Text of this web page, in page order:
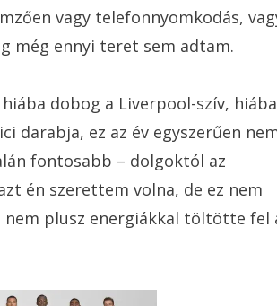
vagy telefonnyomkodás,
még ennyi teret sem adtam.
dobog a Liverpool-szív, hiába
darabja, ez az év egyszerűen
fontosabb – dolgoktól az
én szerettem volna, de ez nem
plusz energiákkal töltötte fel